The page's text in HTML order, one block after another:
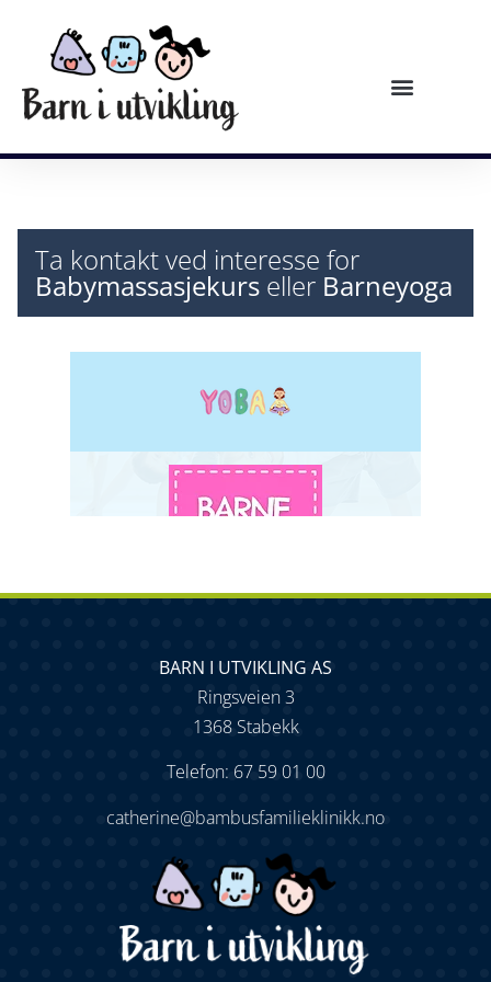
Ta kontakt ved interesse for
Babymassasjekurs eller Barneyoga
BARN I UTVIKLING AS
Ringsveien 3
1368 Stabekk
Telefon: 67 59 01 00
catherine@bambusfamilieklinikk.no